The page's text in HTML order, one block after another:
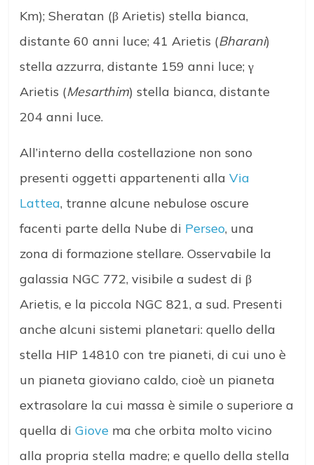
Km); Sheratan (β Arietis) stella bianca,
distante 60 anni luce; 41 Arietis (Bharani)
stella azzurra, distante 159 anni luce; γ
Arietis (Mesarthim) stella bianca, distante
204 anni luce.
All’interno della costellazione non sono
presenti oggetti appartenenti allaVia
Lattea, tranne alcune nebulose oscure
facenti parte della Nube di Perseo, una
zona di formazione stellare. Osservabile la
galassia NGC 772, visibile a sudest di β
Arietis, e la piccola NGC 821, a sud. Presenti
anche alcuni sistemi planetari: quello della
stella HIP 14810 con tre pianeti, di cui uno è
un pianeta gioviano caldo, cioè un pianeta
extrasolare la cui massa è simile o superiore a
quella diGiove ma che orbita molto vicino
alla propria stella madre; e quello della stella